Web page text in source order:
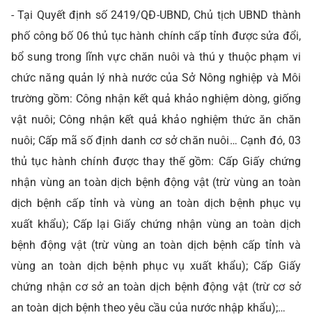
- Tại Quyết định số 2419/QĐ-UBND, Chủ tịch UBND thành
phố công bố 06 thủ tục hành chính cấp tỉnh được sửa đổi,
bổ sung trong lĩnh vực chăn nuôi và thú y thuộc phạm vi
chức năng quản lý nhà nước của Sở Nông nghiệp và Môi
trường gồm: Công nhận kết quả khảo nghiệm dòng, giống
vật nuôi; Công nhận kết quả khảo nghiệm thức ăn chăn
nuôi; Cấp mã số định danh cơ sở chăn nuôi… Cạnh đó, 03
thủ tục hành chính được thay thế gồm: Cấp Giấy chứng
nhận vùng an toàn dịch bệnh động vật (trừ vùng an toàn
dịch bệnh cấp tỉnh và vùng an toàn dịch bệnh phục vụ
xuất khẩu); Cấp lại Giấy chứng nhận vùng an toàn dịch
bệnh động vật (trừ vùng an toàn dịch bệnh cấp tỉnh và
vùng an toàn dịch bệnh phục vụ xuất khẩu); Cấp Giấy
chứng nhận cơ sở an toàn dịch bệnh động vật (trừ cơ sở
an toàn dịch bệnh theo yêu cầu của nước nhập khẩu);…